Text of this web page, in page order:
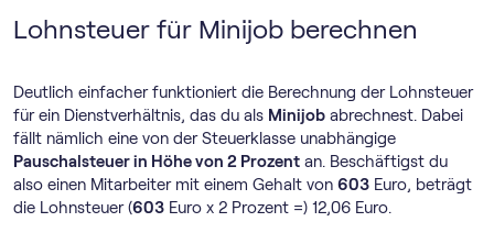
Lohnsteuer für Minijob berechnen
Deutlich einfacher funktioniert die Berechnung der Lohnsteuer
für ein Dienstverhältnis, das du als Minijob abrechnest. Dabei
fällt nämlich eine von der Steuerklasse unabhängige
Pauschalsteuer in Höhe von 2 Prozent an. Beschäftigst du
also einen Mitarbeiter mit einem Gehalt von 603 Euro, beträgt
die Lohnsteuer (603 Euro x 2 Prozent =) 12,06 Euro.